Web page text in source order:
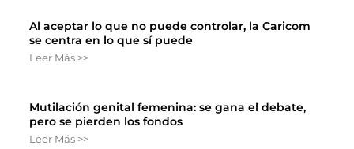
Al aceptar lo que no puede controlar, la Caricom
se centra en lo que sí puede
Leer Más >>
Mutilación genital femenina: se gana el debate,
pero se pierden los fondos
Leer Más >>